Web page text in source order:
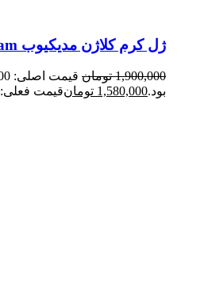
ژل کرم کلاژن مدیکیوب Jelly Cream حجم 50ml
1,900,000 تومان
بود.1,580,000 تومانقیمت فعلی: 1,580,000 تومان.